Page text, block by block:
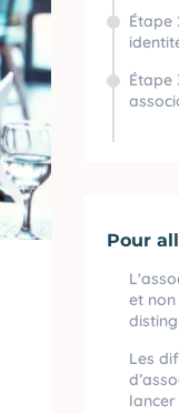
Étape
Étape
Pour
et
Les
lancer